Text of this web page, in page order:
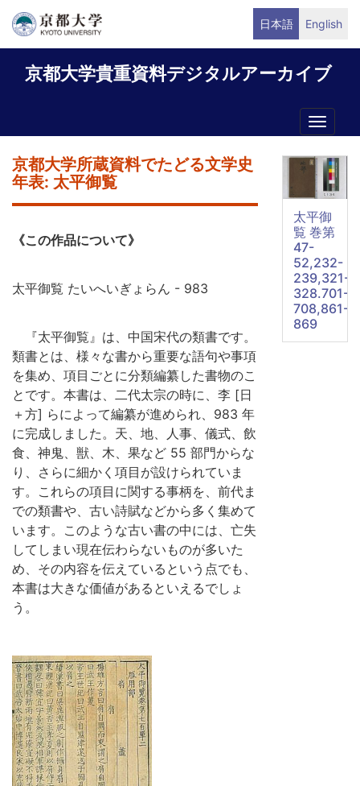
メ
ン
に
動
日本語 English
京都大学貴重資料デジタルアーカイブ
Toggle
京都大学所蔵資料でたどる文学史
年表: 太平御覧
《この作品について》
太平御覧 たいへいぎょらん - 983
『太平御覧』は、中国宋代の類書です。
類書とは、様々な書から重要な語句や事項
を集め、項目ごとに分類編纂した書物のこ
とです。本書は、二代太宗の時に、李 [日
＋方] らによって編纂が進められ、983 年
に完成しました。天、地、人事、儀式、飲
食、神鬼、獣、木、果など 55 部門からな
り、さらに細かく項目が設けられていま
す。これらの項目に関する事柄を、前代ま
での類書や、古い詩賦などから多く集めて
います。このような古い書の中には、亡失
してしまい現在伝わらないものが多いた
め、その内容を伝えているという点でも、
本書は大きな価値があるといえるでしょ
う。
太平御
覧 巻第
47-
52,232-
239,321-
328.701-
708,861-
869